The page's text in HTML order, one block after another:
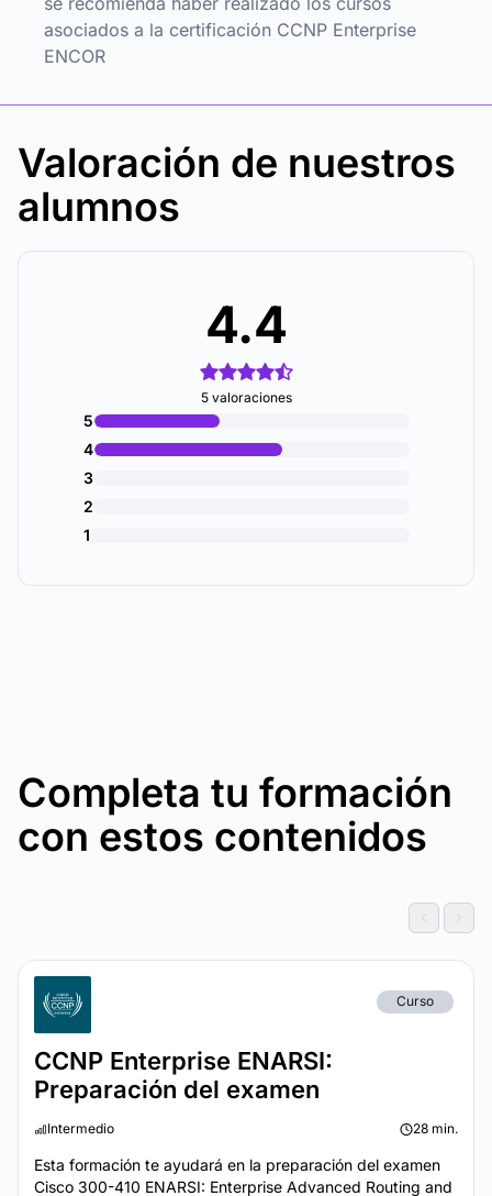
asociados a la certificación CCNP Enterprise
ENCOR
Valoración de nuestros
alumnos
4.4
5 valoraciones
5
4
3
2
1
Completa tu formación
con estos contenidos
Curso
CCNP Enterprise ENARSI:
Preparación del examen
Intermedio 28 min.
Esta formación te ayudará en la preparación del examen
Cisco 300-410 ENARSI: Enterprise Advanced Routing and